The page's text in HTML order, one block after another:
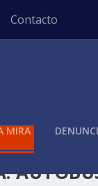
Contacto
MIRA